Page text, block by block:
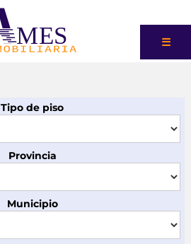
MES ☰
Tipo de piso
Provincia
Municipio